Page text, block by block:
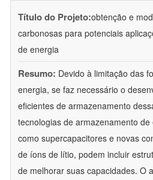
Título do Projeto:obtenção e
carbonosas para potenciais
de energia
Resumo: Devido à limitação das
energia, se faz necessário o
eficientes de armazenamento
tecnologias de armazenamento
como supercapacitores e novas
de íons de lítio, podem incluir
de melhorar suas capacidades. O